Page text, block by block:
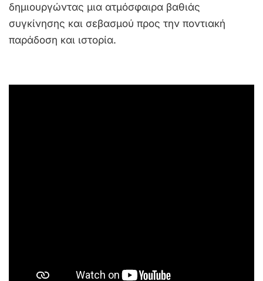
δημιουργώντας μια ατμόσφαιρα βαθιάς
συγκίνησης και σεβασμού προς την ποντιακή
παράδοση και ιστορία.